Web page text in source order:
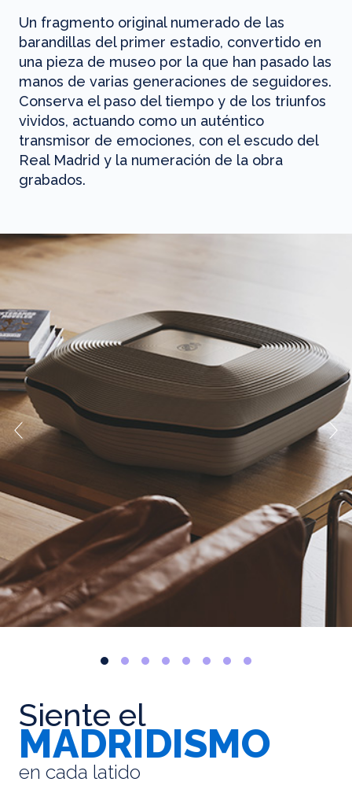
Un fragmento original numerado de las
barandillas del primer estadio, convertido en
una pieza de museo por la que han pasado las
manos de varias generaciones de seguidores.
Conserva el paso del tiempo y de los triunfos
vividos, actuando como un auténtico
transmisor de emociones, con el escudo del
Real Madrid y la numeración de la obra
grabados.
Siente el
MADRIDISMO
en cada latido